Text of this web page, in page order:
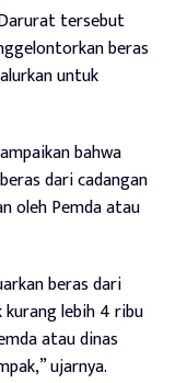
tersebut
beras
untuk
bahwa
dari cadangan
oleh Pemda atau
beras dari
kurang lebih 4 ribu
atau dinas
ujarnya.